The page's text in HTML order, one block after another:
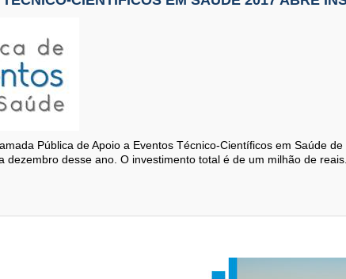
Pública de Apoio a Eventos Técnico-Científicos em Saúde
desse ano. O investimento total é de um milhão de